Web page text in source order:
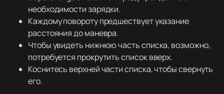
необходимости зарядки.
Каждому повороту предшествует указание
расстояния до маневра.
Чтобы увидеть нижнюю часть списка, возможно,
потребуется прокрутить список вверх.
Коснитесь верхней части списка, чтобы свернуть
его.